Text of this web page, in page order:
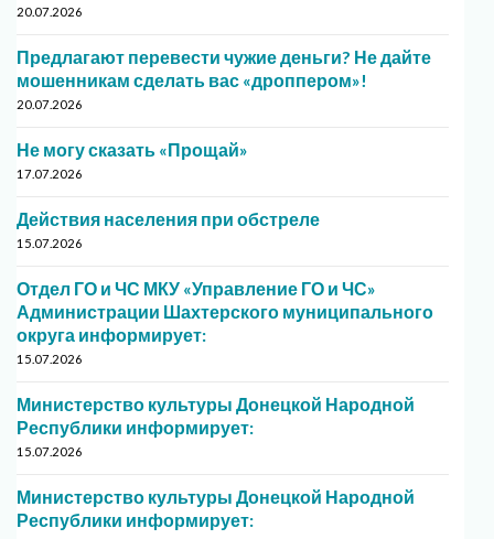
20.07.2026
Предлагают перевести чужие деньги? Не дайте
мошенникам сделать вас «дроппером»!
20.07.2026
Не могу сказать «Прощай»
17.07.2026
Действия населения при обстреле
15.07.2026
Отдел ГО и ЧС МКУ «Управление ГО и ЧС»
Администрации Шахтерского муниципального
округа информирует:
15.07.2026
Министерство культуры Донецкой Народной
Республики информирует:
15.07.2026
Министерство культуры Донецкой Народной
Республики информирует: